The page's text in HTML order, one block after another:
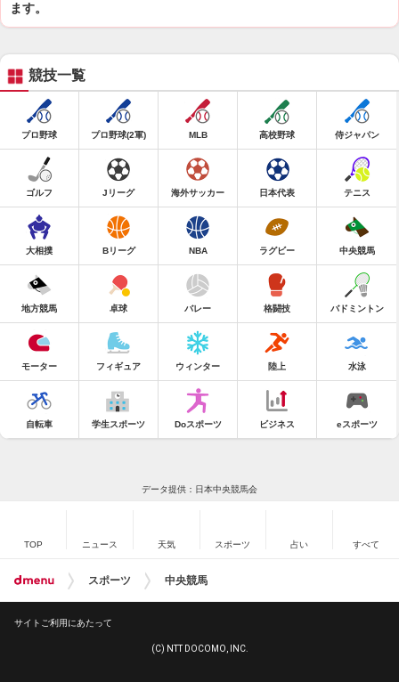
ます。
競技一覧
プロ野球 プロ野球(2軍) MLB 高校野球 侍ジャパン
ゴルフ Jリーグ 海外サッカー 日本代表 テニス
大相撲 Bリーグ NBA ラグビー 中央競馬
地方競馬 卓球 バレー 格闘技 バドミントン
モーター フィギュア ウィンター 陸上 水泳
自転車 学生スポーツ Doスポーツ ビジネス eスポーツ
データ提供：日本中央競馬会
TOP ニュース 天気 スポーツ 占い すべて
スポーツ 中央競馬
サイトご利用にあたって
(C) NTT DOCOMO, INC.